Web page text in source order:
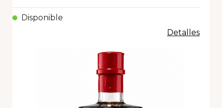
Disponible
Detalles